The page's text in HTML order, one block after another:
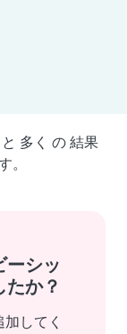
多く の 結果
。
ーシッ
か？
してく